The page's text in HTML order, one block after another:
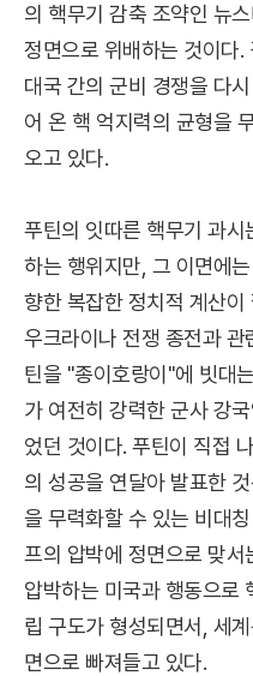
의 핵무기 감축 조약인 뉴
정면으로 위배하는 것이다
대국 간의 군비 경쟁을 다
어 온 핵 억지력의 균형을
오고 있다.
푸틴의 잇따른 핵무기 과시
하는 행위지만, 그 이면에
향한 복잡한 정치적 계산이
우크라이나 전쟁 종전과
틴을 "종이호랑이"에 빗대
가 여전히 강력한 군사 강
었던 것이다. 푸틴이 직접
의 성공을 연달아 발표한
을 무력화할 수 있는 비대
프의 압박에 정면으로 맞
압박하는 미국과 행동으로
립 구도가 형성되면서, 세
면으로 빠져들고 있다.